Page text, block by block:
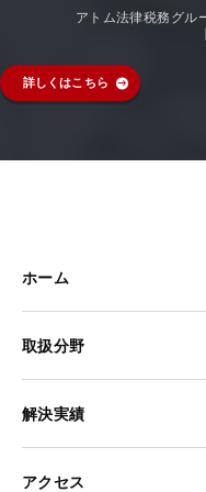
アトム法律税務グル
詳しくはこちら
ホーム
取扱分野
解決実績
アクセス